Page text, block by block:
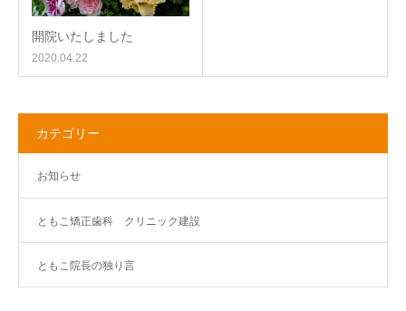
開院いたしました
2020.04.22
カテゴリー
お知らせ
ともこ矯正歯科 クリニック建設
ともこ院長の独り言